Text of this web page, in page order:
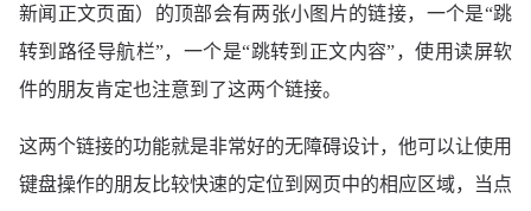
新闻正文页面）的顶部会有两张小图片的链接，一个是“跳
转到路径导航栏”，一个是“跳转到正文内容”，使用读屏软
件的朋友肯定也注意到了这两个链接。
这两个链接的功能就是非常好的无障碍设计，他可以让使用
键盘操作的朋友比较快速的定位到网页中的相应区域，当点